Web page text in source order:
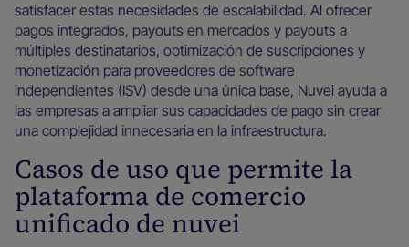
satisfacer estas necesidades de escalabilidad. Al ofrecer
pagos integrados, payouts en mercados y payouts a
múltiples destinatarios, optimización de suscripciones y
monetización para proveedores de software
independientes (ISV) desde una única base, Nuvei ayuda a
las empresas a ampliar sus capacidades de pago sin crear
una complejidad innecesaria en la infraestructura.
Casos de uso que permite la
plataforma de comercio
unificado de nuvei